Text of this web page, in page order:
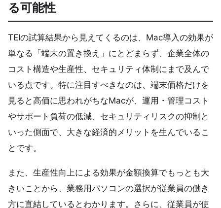
る可能性
TEIの試算結果から見えてくるのは、Mac導入の効果が
単なる「端末の置き換え」にとどまらず、企業全体の
コスト構造や生産性、セキュリティ体制にまで及んで
いる点です。特に注目すべきなのは、端末価格だけを
見ると高価に思われがちなMacが、運用・管理コスト
やサポート負荷の低減、セキュリティリスクの抑制と
いった側面で、大きな経済的メリットを生んでいるこ
とです。
また、生産性向上による効果が金額換算でもっとも大
きいことから、業務用パソコンの選択が従業員の働き
方に直結しているとわかります。さらに、従業員が使